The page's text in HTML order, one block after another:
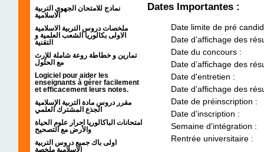
نمادج للامتحان الجهوي التربية
الاسلامية
ملخصات دروس التربية الاسلامية
الاولى بكالوريا الشعب العلمية و
التقنية
تمارين و خطاطة روعة شاملة للإرث
مع الحلول
Logiciel pour aider les
enseignants à gérer facilement
et efficacement leurs notes.
مقرر دروس مادة التربية الإسلامية
الجذع المشترك العلمي
امتحانات الباكالوريا احرار علوم الحياة
والأرض مع التصحيح
اولى باك جميع دروس التربية
الإسلامية ملخصة
Dates Importantes :
Date limite de pré
Date d’affichage des
Date du concours :
Date d’affichage des
Date d'entretien :
Date d’affichage des
Date de préinscription :
Date d’inscription :
Semaine d'intégration :
Rentrée universitaire :